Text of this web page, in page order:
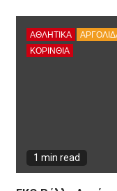
ΑΘΛΗΤΙΚΑ
ΚΟΡΙΝΘΊΑ
1 min read